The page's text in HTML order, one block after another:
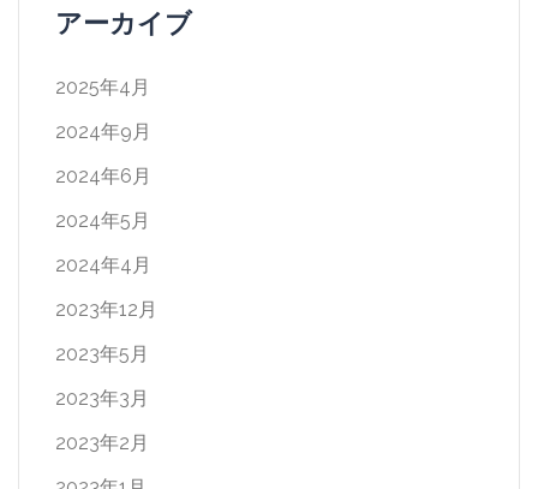
アーカイブ
2025年4月
2024年9月
2024年6月
2024年5月
2024年4月
2023年12月
2023年5月
2023年3月
2023年2月